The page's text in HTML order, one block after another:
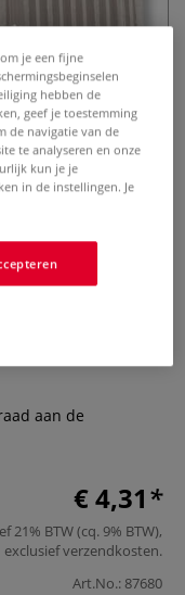
aan de
€ 4,31
21% BTW (cq. 9% BTW),
exclusiefverzendkosten.
Art.No.: 87680
je een fijne
hebben de
geef je toestemming
de navigatie van de
te analyseren en onze
kun je je
in de instellingen. Je